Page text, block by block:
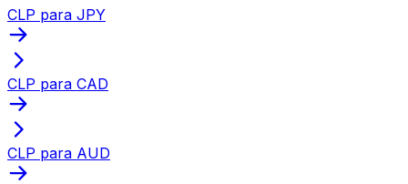
CLP para JPY
CLP para CAD
CLP para AUD